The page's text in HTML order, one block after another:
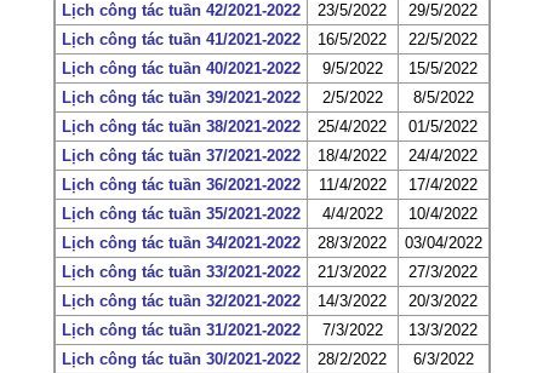
Lịch công tác tuần 42/2021-2022
23/5/2022
29/5/2022
Lịch công tác tuần 41/2021-2022
16/5/2022
22/5/2022
Lịch công tác tuần 40/2021-2022
9/5/2022
15/5/2022
Lịch công tác tuần 39/2021-2022
2/5/2022
8/5/2022
Lịch công tác tuần 38/2021-2022
25/4/2022
01/5/2022
Lịch công tác tuần 37/2021-2022
18/4/2022
24/4/2022
Lịch công tác tuần 36/2021-2022
11/4/2022
17/4/2022
Lịch công tác tuần 35/2021-2022
4/4/2022
10/4/2022
Lịch công tác tuần 34/2021-2022
28/3/2022
03/04/2022
Lịch công tác tuần 33/2021-2022
21/3/2022
27/3/2022
Lịch công tác tuần 32/2021-2022
14/3/2022
20/3/2022
Lịch công tác tuần 31/2021-2022
7/3/2022
13/3/2022
Lịch công tác tuần 30/2021-2022
28/2/2022
6/3/2022